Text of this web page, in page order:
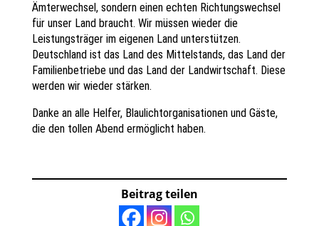
Ämterwechsel, sondern einen echten Richtungswechsel
für unser Land braucht. Wir müssen wieder die
Leistungsträger im eigenen Land unterstützen.
Deutschland ist das Land des Mittelstands, das Land der
Familienbetriebe und das Land der Landwirtschaft. Diese
werden wir wieder stärken.
Danke an alle Helfer, Blaulichtorganisationen und Gäste,
die den tollen Abend ermöglicht haben.
Beitrag teilen